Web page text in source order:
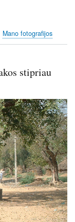
Mano fotografijos
stipriau